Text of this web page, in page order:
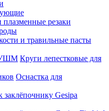
резаки
и травильные пасты
Круги лепестковые для
Оснастка для
заклёпочнику Gesipa